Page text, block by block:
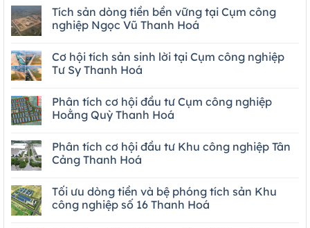
Tích sản dòng tiền bền vững tại Cụm công
nghiệp Ngọc Vũ Thanh Hoá
Cơ hội tích sản sinh lời tại Cụm công nghiệp
Tư Sy Thanh Hoá
Phân tích cơ hội đầu tư Cụm công nghiệp
Hoằng Quỳ Thanh Hoá
Phân tích cơ hội đầu tư Khu công nghiệp Tân
Cảng Thanh Hoá
Tối ưu dòng tiền và bệ phóng tích sản Khu
công nghiệp số 16 Thanh Hoá